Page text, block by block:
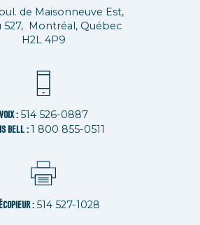
de Maisonneuve Est,
527, Montréal, Québec
H2L 4P9
VOIX :514 526-0887
BELL :1 800 855-0511
:514 527-1028